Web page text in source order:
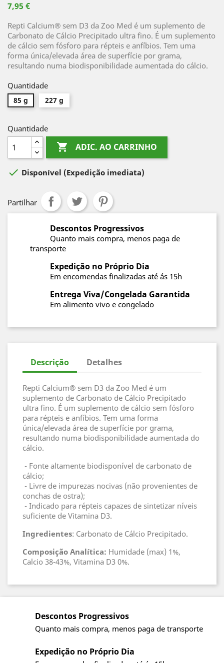
7,95 €
Repti Calcium® sem D3 da Zoo Med é um suplemento de
Carbonato de Cálcio Precipitado ultra fino. É um suplemento
de cálcio sem fósforo para répteis e anfíbios. Tem uma
forma única/elevada área de superfície por grama,
resultando numa biodisponibilidade aumentada do cálcio.
Quantidade
85 g 227 g
Quantidade
 ADIC. AO CARRINHO
 Disponível (Expedição imediata)
Partilhar
Descontos Progressivos
Quanto mais compra, menos paga de
transporte
Expedição no Próprio Dia
Em encomendas finalizadas até ás 15h
Entrega Viva/Congelada Garantida
Em alimento vivo e congelado
Descrição Detalhes
Repti Calcium® sem D3 da Zoo Med é um
suplemento de Carbonato de Cálcio Precipitado
ultra fino. É um suplemento de cálcio sem fósforo
para répteis e anfíbios. Tem uma forma
única/elevada área de superfície por grama,
resultando numa biodisponibilidade aumentada do
cálcio.
- Fonte altamente biodisponível de carbonato de
cálcio;
- Livre de impurezas nocivas (não provenientes de
conchas de ostra);
- Indicado para répteis capazes de sintetizar níveis
suficiente de Vitamina D3.
Ingredientes: Carbonato de Cálcio Precipitado.
Composição Analítica: Humidade (max) 1%,
Calcio 38-43%, Vitamina D3 0%.
Descontos Progressivos
Quanto mais compra, menos paga de transporte
Expedição no Próprio Dia